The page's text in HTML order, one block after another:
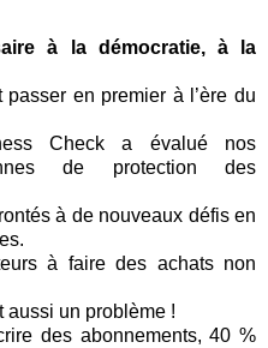
à la démocratie, à la
en premier à l’ère du
Check a évalué nos
de protection des
à de nouveaux défis en
à faire des achats non
aussi un problème !
des abonnements, 40 %